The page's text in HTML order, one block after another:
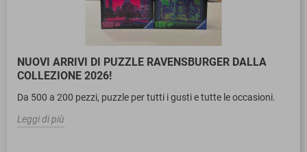
NUOVI ARRIVI DI PUZZLE RAVENSBURGER DALLA
COLLEZIONE 2026!
Da 500 a 200 pezzi, puzzle per tutti i gusti e tutte le occasioni.
Leggi di più